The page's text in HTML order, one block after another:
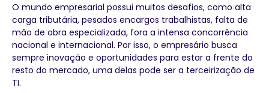
O mundo empresarial possui muitos desafios, como alta
carga tributária, pesados encargos trabalhistas, falta de
mão de obra especializada, fora a intensa concorrência
nacional e internacional. Por isso, o empresário busca
sempre inovação e oportunidades para estar a frente do
resto do mercado, uma delas pode ser a terceirização de
TI.